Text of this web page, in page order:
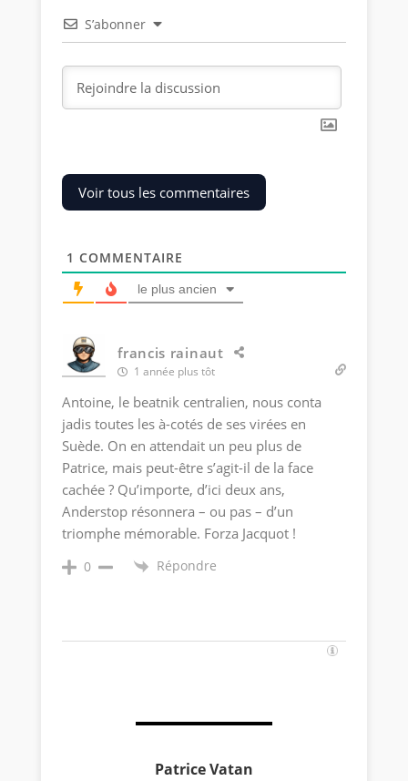
S’abonner
Voir tous les commentaires
1 COMMENTAIRE
le plus ancien
francis rainaut
1 année plus tôt
Antoine, le beatnik centralien, nous conta
jadis toutes les à-cotés de ses virées en
Suède. On en attendait un peu plus de
Patrice, mais peut-être s’agit-il de la face
cachée ? Qu’importe, d’ici deux ans,
Anderstop résonnera – ou pas – d’un
triomphe mémorable. Forza Jacquot !
0 Répondre
Patrice Vatan